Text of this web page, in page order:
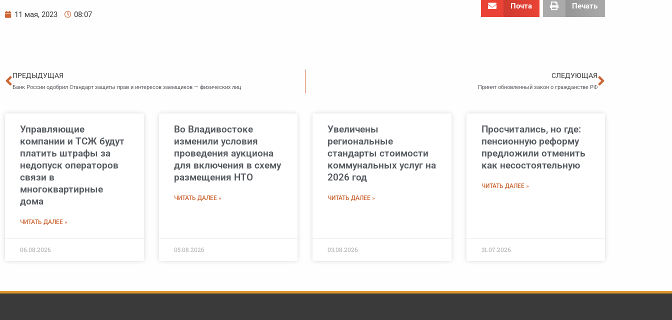
11 мая, 2023 08:07
Почта Печать
Пред
ПРЕДЫДУЩАЯ
Банк России одобрил Стандарт защиты прав и интересов заемщиков — физических лиц
СЛЕДУЮЩАЯ
Принят обновленный закон о гражданстве РФ
Управляющие
компании и ТСЖ будут
платить штрафы за
недопуск операторов
связи в
многоквартирные
дома
ЧИТАТЬ ДАЛЕЕ »
06.08.2026
Во Владивостоке
изменили условия
проведения аукциона
для включения в схему
размещения НТО
ЧИТАТЬ ДАЛЕЕ »
05.08.2026
Увеличены
региональные
стандарты стоимости
коммунальных услуг на
2026 год
ЧИТАТЬ ДАЛЕЕ »
03.08.2026
Просчитались, но где:
пенсионную реформу
предложили отменить
как несостоятельную
ЧИТАТЬ ДАЛЕЕ »
31.07.2026